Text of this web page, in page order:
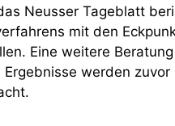
Neusser Tageblatt
mit den
Eine weitere
werden